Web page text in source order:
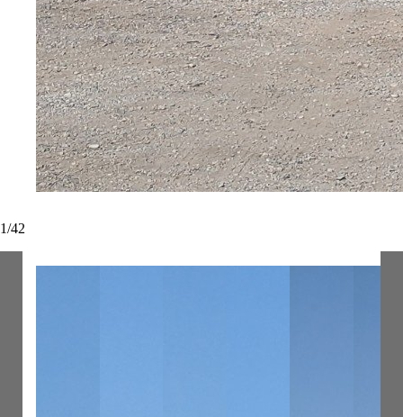
1/42